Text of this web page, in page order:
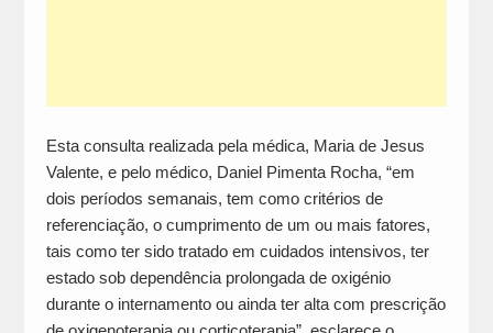
Esta consulta realizada pela médica, Maria de Jesus
Valente, e pelo médico, Daniel Pimenta Rocha, “em
dois períodos semanais, tem como critérios de
referenciação, o cumprimento de um ou mais fatores,
tais como ter sido tratado em cuidados intensivos, ter
estado sob dependência prolongada de oxigénio
durante o internamento ou ainda ter alta com prescrição